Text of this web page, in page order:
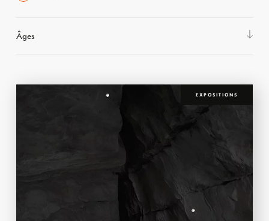
Âges
EXPOSITIONS